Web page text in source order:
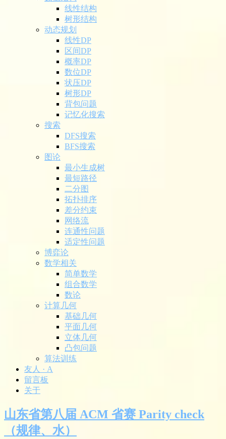
线性结构
树形结构
动态规划
线性DP
区间DP
概率DP
数位DP
状压DP
树形DP
背包问题
记忆化搜索
搜索
DFS搜索
BFS搜索
图论
最小生成树
最短路径
二分图
拓扑排序
差分约束
网络流
连通性问题
适定性问题
博弈论
数学相关
简单数学
组合数学
数论
计算几何
基础几何
平面几何
立体几何
凸包问题
算法训练
友人 · A
留言板
关于
山东省第八届 ACM 省赛 Parity check
（规律、水）